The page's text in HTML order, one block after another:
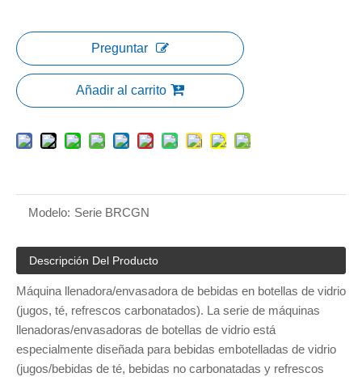
Preguntar
Añadir al carrito
Modelo: Serie BRCGN
Descripción Del Producto
Máquina llenadora/envasadora de bebidas en botellas de vidrio
(jugos, té, refrescos carbonatados). La serie de máquinas
llenadoras/envasadoras de botellas de vidrio está
especialmente diseñada para bebidas embotelladas de vidrio
(jugos/bebidas de té, bebidas no carbonatadas y refrescos